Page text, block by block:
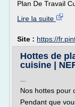
Plan De Travail
Lire la suite
Site : https://
Hottes de
cuisine |
Nos hottes pour
Pendant que